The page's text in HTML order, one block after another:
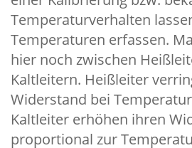
Temperaturverhalten
Temperaturen erfassen.
hier noch zwischen
Kaltleitern. Heißleiter
Widerstand bei
Kaltleiter erhöhen ihren
proportional zur